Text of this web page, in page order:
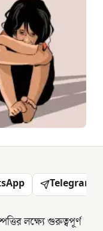
Telegram
লক্ষ্যে গুরুত্বপূর্ণ